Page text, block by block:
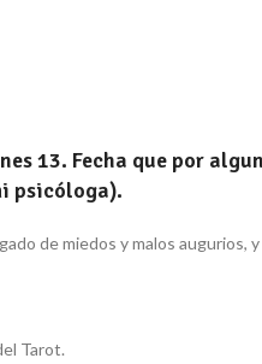
13. Fecha que por
psicóloga).
de miedos y malos
Tarot.